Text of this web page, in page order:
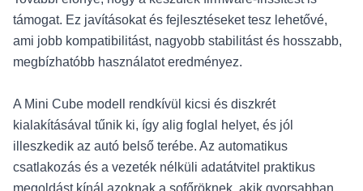
támogat. Ez javításokat és fejlesztéseket tesz lehetővé,
ami jobb kompatibilitást, nagyobb stabilitást és hosszabb,
megbízhatóbb használatot eredményez.
A Mini Cube modell rendkívül kicsi és diszkrét
kialakításával tűnik ki, így alig foglal helyet, és jól
illeszkedik az autó belső terébe. Az automatikus
csatlakozás és a vezeték nélküli adatátvitel praktikus
megoldást kínál azoknak a sofőröknek, akik gyorsabban,